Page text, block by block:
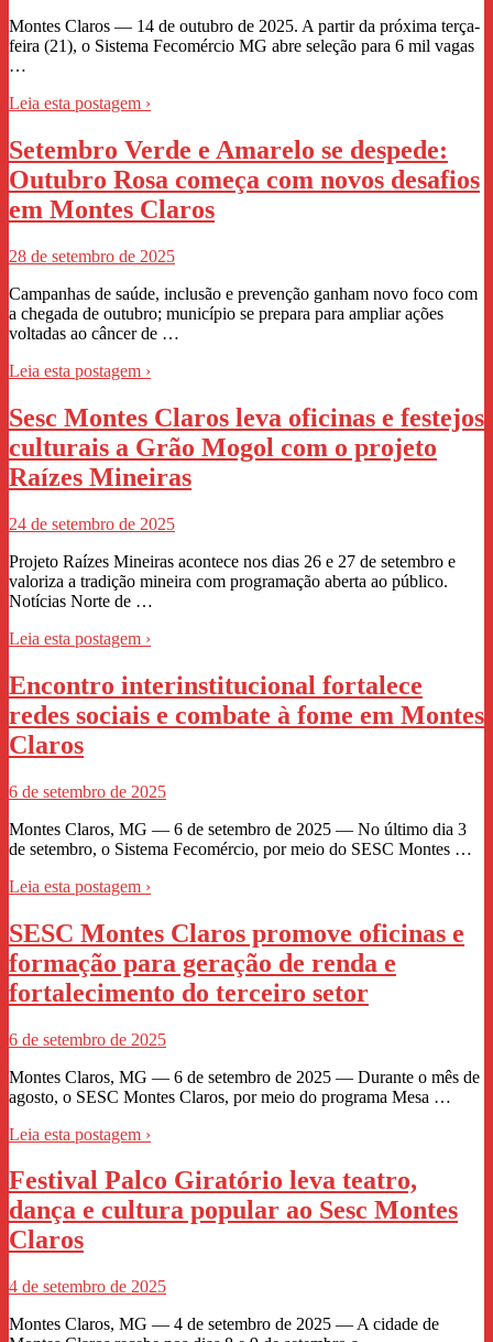
Montes Claros — 14 de outubro de 2025. A partir da próxima terça-
feira (21), o Sistema Fecomércio MG abre seleção para 6 mil vagas
…
Leia esta postagem ›
Setembro Verde e Amarelo se despede:
Outubro Rosa começa com novos desafios
em Montes Claros
28 de setembro de 2025
Campanhas de saúde, inclusão e prevenção ganham novo foco com
a chegada de outubro; município se prepara para ampliar ações
voltadas ao câncer de …
Leia esta postagem ›
Sesc Montes Claros leva oficinas e festejos
culturais a Grão Mogol com o projeto
Raízes Mineiras
24 de setembro de 2025
Projeto Raízes Mineiras acontece nos dias 26 e 27 de setembro e
valoriza a tradição mineira com programação aberta ao público.
Notícias Norte de …
Leia esta postagem ›
Encontro interinstitucional fortalece
redes sociais e combate à fome em Montes
Claros
6 de setembro de 2025
Montes Claros, MG — 6 de setembro de 2025 — No último dia 3
de setembro, o Sistema Fecomércio, por meio do SESC Montes …
Leia esta postagem ›
SESC Montes Claros promove oficinas e
formação para geração de renda e
fortalecimento do terceiro setor
6 de setembro de 2025
Montes Claros, MG — 6 de setembro de 2025 — Durante o mês de
agosto, o SESC Montes Claros, por meio do programa Mesa …
Leia esta postagem ›
Festival Palco Giratório leva teatro,
dança e cultura popular ao Sesc Montes
Claros
4 de setembro de 2025
Montes Claros, MG — 4 de setembro de 2025 — A cidade de